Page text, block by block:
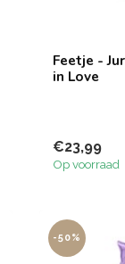
Feetje -
in Love
€23,99
Op voorraad
-50%